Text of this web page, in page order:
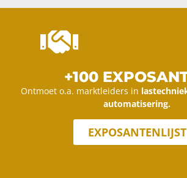
+100
Ontmoet o.a. marktleiders in
automatisering.
EXPOSANTENLIJST